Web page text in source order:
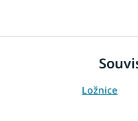
Ložnice